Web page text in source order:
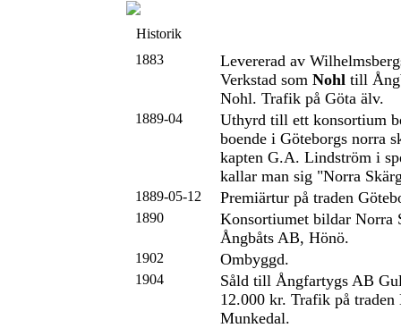
Historik
1883
Levererad av
Verkstad som Nohl till
Nohl. Trafik på Göta älv.
1889-04
Uthyrd till ett konsortium
boende i Göteborgs norra
kapten G.A. Lindström i
kallar man sig "Norra
1889-05-12 Premiärtur på traden
1890
Konsortiumet bildar Norra
Ångbåts AB, Hönö.
1902 Ombyggd.
1904
Såld till Ångfartygs AB
12.000 kr. Trafik på
Munkedal.